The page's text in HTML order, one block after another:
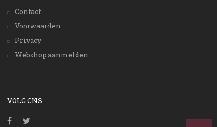
Contact
Voorwaarden
Privacy
Webshop aanmelden
VOLG ONS